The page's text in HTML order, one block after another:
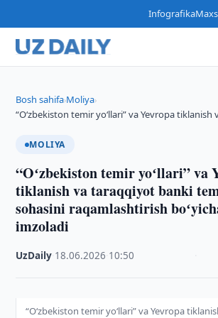
Infografika
Bosh sahifa›Moliya›
“Oʻzbekiston temir yoʻllari” va Yevropa
MOLIYA
“Oʻzbekiston temir yoʻllari” va
tiklanish va taraqqiyot banki
sohasini raqamlashtirish
imzoladi
UzDaily 18.06.2026 10:50
“Oʻzbekiston temir yoʻllari” va Yevropa